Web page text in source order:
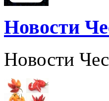
Новости
Новости